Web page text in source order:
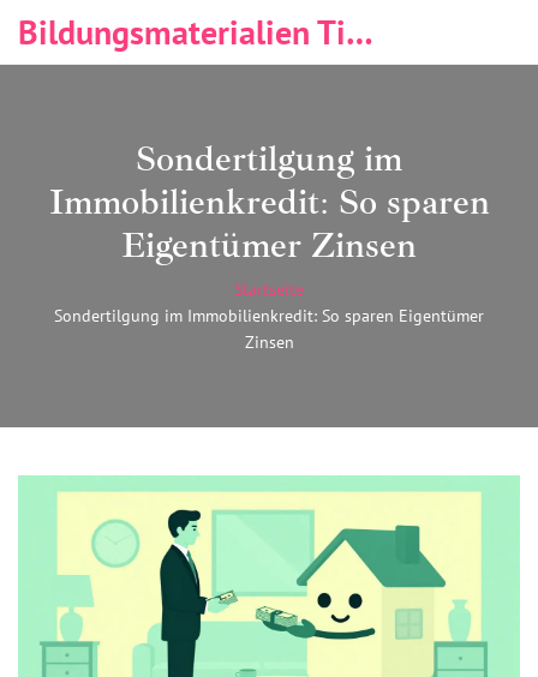
Bildungsmaterialien Tischlerei & Immobilien
Sondertilgung im
Immobilienkredit: So sparen
Eigentümer Zinsen
Startseite
Sondertilgung im Immobilienkredit: So sparen Eigentümer
Zinsen